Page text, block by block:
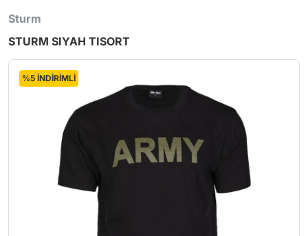
Sturm
STURM SIYAH TISORT
%5 İNDİRİMLİ